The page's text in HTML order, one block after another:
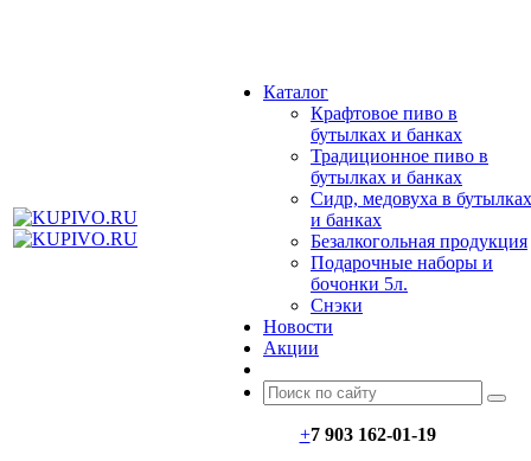
Каталог
Крафтовое пиво в
бутылках и банках
Традиционное пиво в
бутылках и банках
Сидр, медовуха в бутылках
и банках
Безалкогольная продукция
Подарочные наборы и
бочонки 5л.
Снэки
Новости
Акции
+7 903 162-01-19